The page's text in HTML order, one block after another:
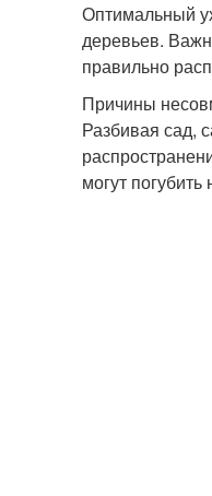
Оптимальный
деревьев.
правильно
Причины
Разбивая сад,
могут